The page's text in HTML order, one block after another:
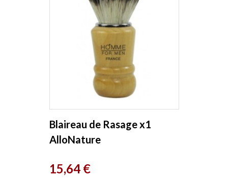
Blaireau de Rasage x1
AlloNature
Prix
15,64 €